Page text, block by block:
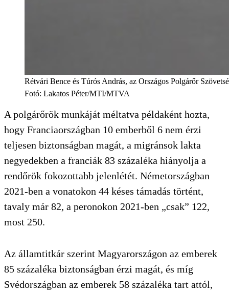
Rétvári Bence és Túrós András, az Országos Polgárőr
Fotó: Lakatos Péter/MTI/MTVA
A polgárőrök munkáját méltatva példaként hozta,
hogy Franciaországban 10 emberből 6 nem érzi
teljesen biztonságban magát, a migránsok lakta
negyedekben a franciák 83 százaléka hiányolja a
rendőrök fokozottabb jelenlétét. Németországban
2021-ben a vonatokon 44 késes támadás történt,
tavaly már 82, a peronokon 2021-ben „csak” 122,
most 250.
Az államtitkár szerint Magyarországon az emberek
85 százaléka biztonságban érzi magát, és míg
Svédországban az emberek 58 százaléka tart attól,